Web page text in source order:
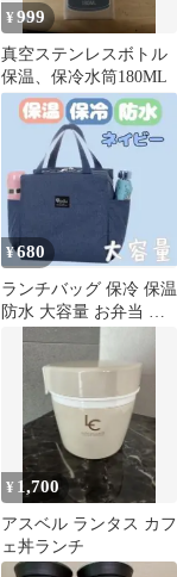
¥999
真空ステンレスボトル
保温、保冷水筒180ML
¥680
ランチバッグ 保冷 保温
防水 大容量 お弁当 機
¥ 1,700
アスベル ランタス カフ
ェ丼ランチ